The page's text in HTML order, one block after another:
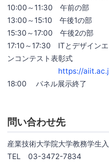
10:00～11:30 午前の部
13:00～15:10 午後1の部
15:30～17:00 午後2の部
17:10～17:30 ITとデザイン
ンコンテスト表彰式
https://
18:00 パネル展示終了
問い合わせ先
産業技術大学院大学教務学生
TEL 03-3472-7834